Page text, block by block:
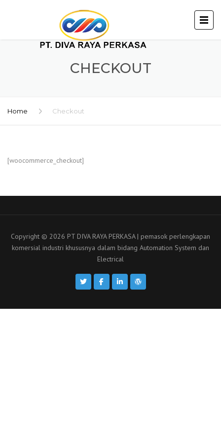
CHECKOUT
Home Checkout
[woocommerce_checkout]
Copyright © 2026 PT DIVA RAYA PERKASA | pemasok perlengkapan
komersial industri khususnya dalam bidang Automation System dan
Electrical